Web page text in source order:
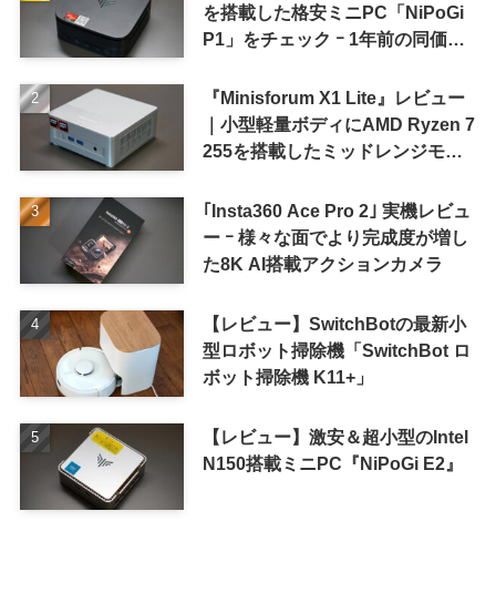
を搭載した格安ミニPC「NiPoGi
P1」をチェック ｰ 1年前の同価格
『Minisforum X1 Lite』レビュー
｜小型軽量ボディにAMD Ryzen 7
255を搭載したミッドレンジモデ
｢Insta360 Ace Pro 2｣ 実機レビュ
ー ｰ 様々な面でより完成度が増し
た8K AI搭載アクションカメラ
【レビュー】SwitchBotの最新小
型ロボット掃除機「SwitchBot ロ
ボット掃除機 K11+」
【レビュー】激安＆超小型のIntel
N150搭載ミニPC『NiPoGi E2』